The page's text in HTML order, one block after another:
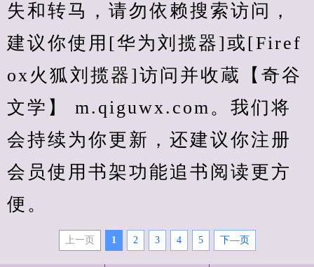
失和转马，请勿依赖搜索访问，
建议你使用[华为刘揽器]或[Firef
ox火狐刘揽器]访问并收蔵【奇谷
文学】 m.qiguwx.com。我们将
会持续为你更新，还建议你注册
会员使用书架功能追书阅读更方
便。
上一页 1 2 3 4 5 下—页